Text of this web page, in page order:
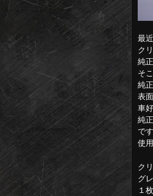
最
ク
純
そ
純
表
車
純
で
使
ク
グ
１